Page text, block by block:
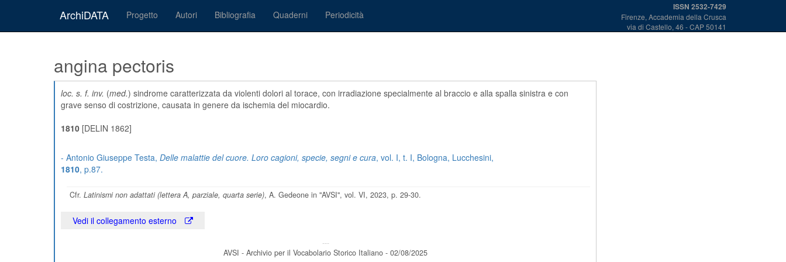
ArchiDATA Progetto Autori Bibliografia Quaderni Periodicità
ISSN 2532-7429
Firenze, Accademia della Crusca
via di Castello, 46 - CAP 50141
angina pectoris
loc. s. f. inv. (med.) sindrome caratterizzata da violenti dolori al torace, con irradiazione specialmente al braccio e alla spalla sinistra e con
grave senso di costrizione, causata in genere da ischemia del miocardio.
1810 [DELIN 1862]
- Antonio Giuseppe Testa, Delle malattie del cuore. Loro cagioni, specie, segni e cura, vol. I, t. I, Bologna, Lucchesini,
1810, p.87.
Cfr. Latinismi non adattati (lettera A, parziale, quarta serie), A. Gedeone in "AVSI", vol. VI, 2023, p. 29-30.
Vedi il collegamento esterno
---
AVSI - Archivio per il Vocabolario Storico Italiano - 02/08/2025